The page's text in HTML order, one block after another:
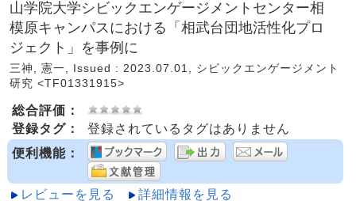
山学院大学シビックエンゲージメントセンター相
模原キャンパスにおける「相武台団地活性化プロ
ジェクト」を事例に
三神, 憲一, Issued : 2023.07.01, シビックエンゲージメント
研究 <TF01331915>
総合評価：
登録タグ：
登録されているタグはありません
便利機能：
レビューを見る 詳細情報を見る